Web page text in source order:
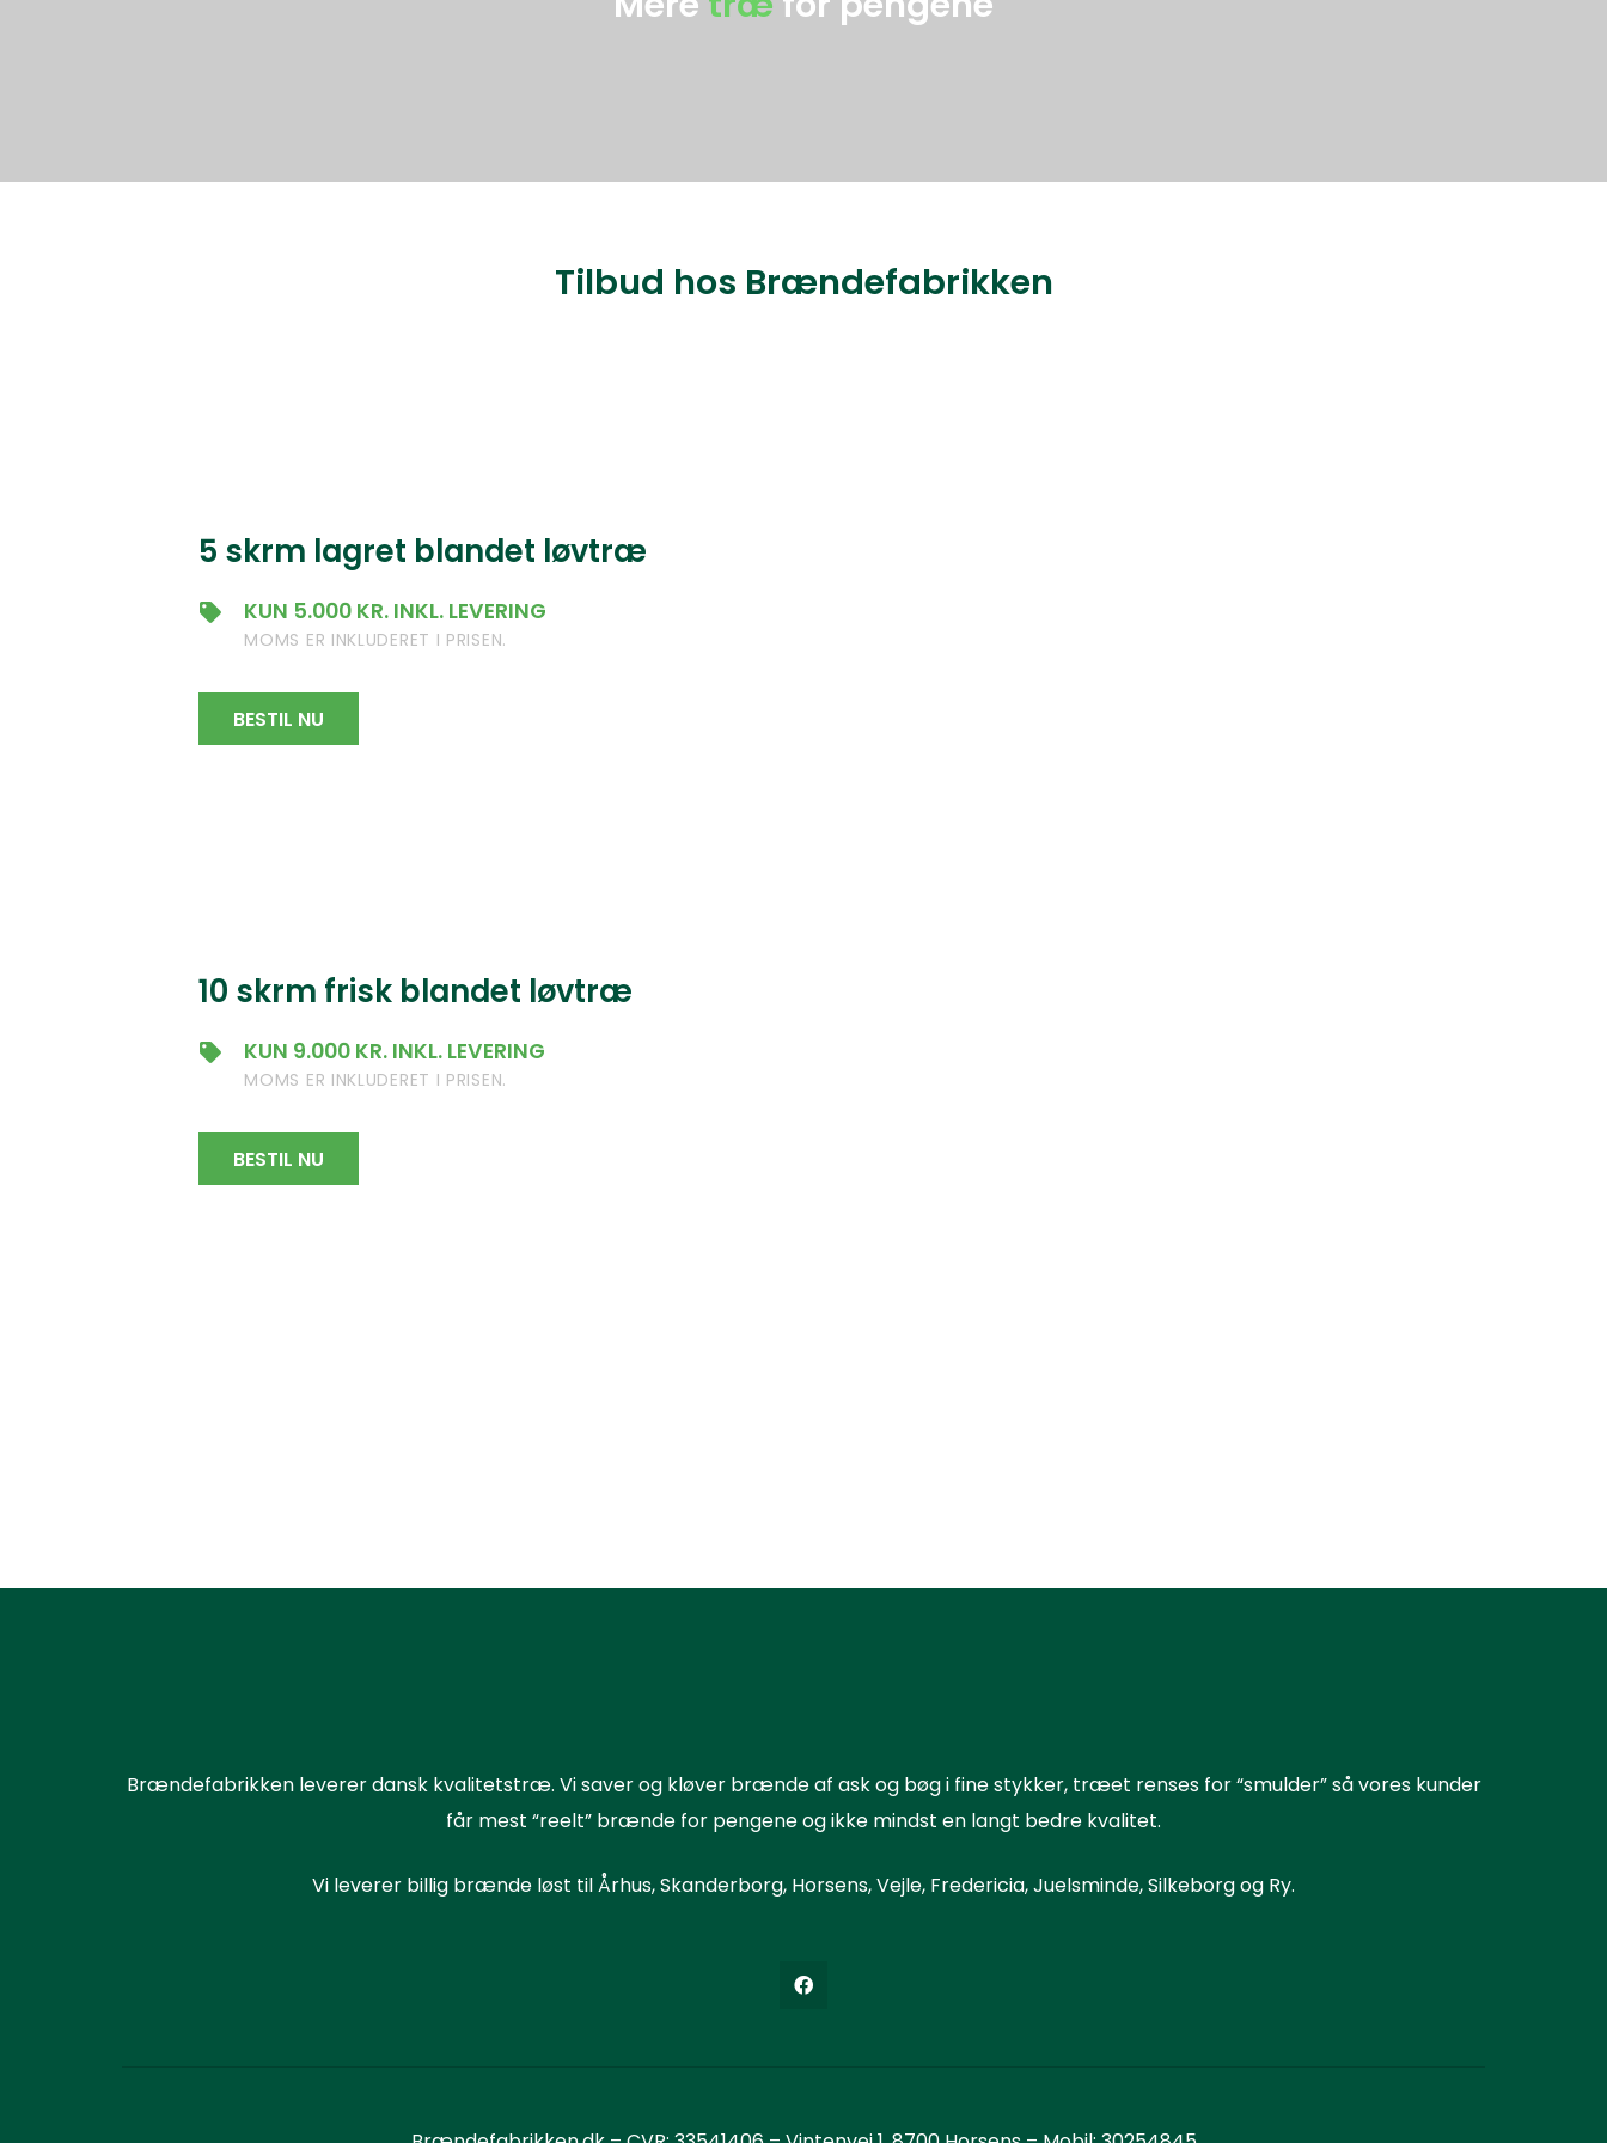
Tilbud hos Brændefabrikken
5 skrm lagret blandet løvtræ
KUN 5.000 KR. INKL. LEVERING
MOMS ER INKLUDERET I PRISEN.
BESTIL NU
10 skrm frisk blandet løvtræ
KUN 9.000 KR. INKL. LEVERING
MOMS ER INKLUDERET I PRISEN.
BESTIL NU
Brændefabrikken leverer dansk kvalitetstræ. Vi saver og kløver brænde af ask og bøg i fine stykker, træet renses for “smulder” så vores kunder
får mest “reelt” brænde for pengene og ikke mindst en langt bedre kvalitet.
Vi leverer billig brænde løst tilÅrhus,Skanderborg, Horsens,Vejle, Fredericia, Juelsminde,Silkeborgog Ry.